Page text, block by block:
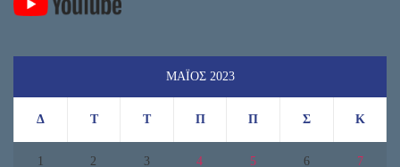
ΜΆΙΟΣ 2023
Δ Τ Τ Π Π Σ Κ
1 2 3 4 5 6 7